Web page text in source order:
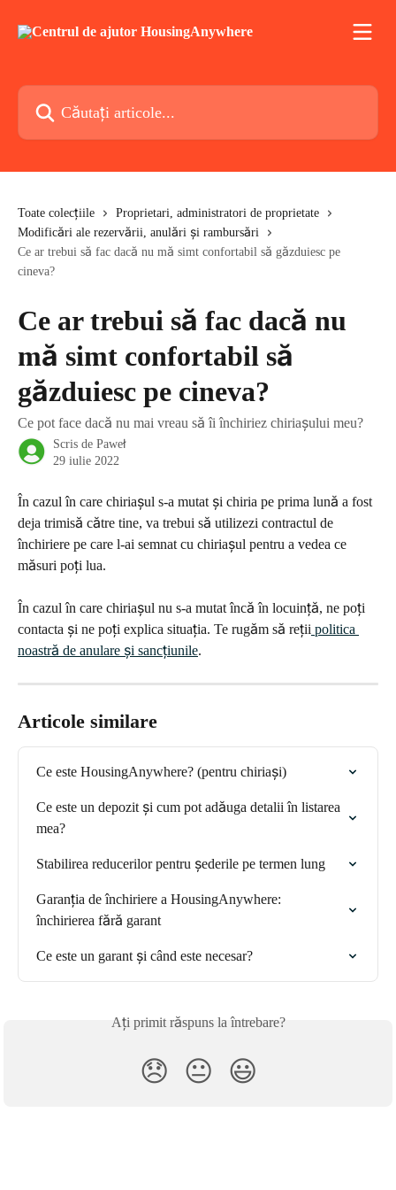
Căutați articole...
Toate colecțiile
Proprietari, administratori de proprietate
Modificări ale rezervării, anulări și rambursări
Ce ar trebui să fac dacă nu mă simt confortabil să găzduiesc pe
cineva?
Ce ar trebui să fac dacă nu
mă simt confortabil să
găzduiesc pe cineva?
Ce pot face dacă nu mai vreau să îi închiriez chiriașului meu?
Scris de Paweł
29 iulie 2022
În cazul în care chiriașul s-a mutat și chiria pe prima lună a fost
deja trimisă către tine, va trebui să utilizezi contractul de
închiriere pe care l-ai semnat cu chiriașul pentru a vedea ce
măsuri poți lua.
În cazul în care chiriașul nu s-a mutat încă în locuință, ne poți
contacta și ne poți explica situația. Te rugăm să reții politica
noastră de anulare și sancțiunile.
Articole similare
Ce este HousingAnywhere? (pentru chiriași)
Ce este un depozit și cum pot adăuga detalii în listarea
mea?
Stabilirea reducerilor pentru șederile pe termen lung
Garanția de închiriere a HousingAnywhere:
închirierea fără garant
Ce este un garant și când este necesar?
Ați primit răspuns la întrebare?
😞 😐 😃